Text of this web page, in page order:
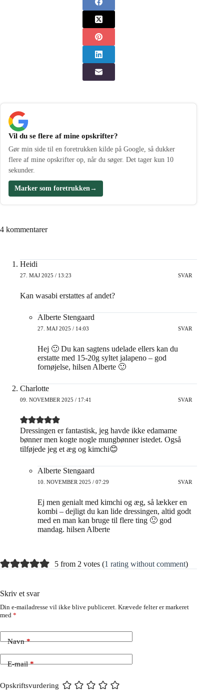
Vil du se flere af mine opskrifter?
Gør min side til en foretrukken kilde på Google, så dukker
flere af mine opskrifter op, når du søger. Det tager kun 10
sekunder.
Marker som foretrukken→
4 kommentarer
Heidi
27. MAJ 2025 / 13:23 SVAR
Kan wasabi erstattes af andet?
Alberte Stengaard
27. MAJ 2025 / 14:03 SVAR
Hej 🙂 Du kan sagtens udelade ellers kan du
erstatte med 15-20g syltet jalapeno – god
fornøjelse, hilsen Alberte 🙂
Charlotte
09. NOVEMBER 2025 / 17:41 SVAR
Dressingen er fantastisk, jeg havde ikke edamame
bønner men kogte nogle mungbønner istedet. Også
tilføjede jeg et æg og kimchi😊
Alberte Stengaard
10. NOVEMBER 2025 / 07:29 SVAR
Ej men genialt med kimchi og æg, så lækker en
kombi – dejligt du kan lide dressingen, altid godt
med en man kan bruge til flere ting 🙂 god
mandag. hilsen Alberte
5 from 2 votes (1 rating without comment)
Skriv et svar
Din e-mailadresse vil ikke blive publiceret. Krævede felter er markeret
med *
Navn*
E-mail*
Opskriftsvurdering